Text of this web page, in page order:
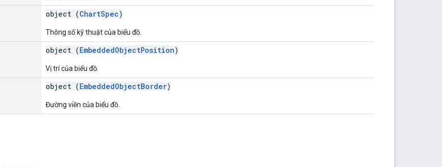
object (ChartSpec)
Thông số kỹ thuật của biểu đồ.
object (EmbeddedObjectPosition)
Vị trí của biểu đồ.
object (EmbeddedObjectBorder)
Đường viền của biểu đồ.